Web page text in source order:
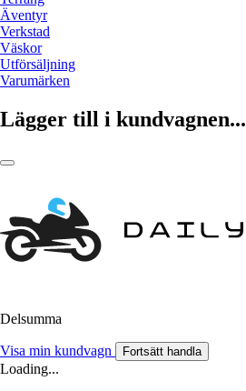
Äventyr
Verkstad
Väskor
Utförsäljning
Varumärken
Lägger till i kundvagnen...
Delsumma
Visa min kundvagn Fortsätt handla
Loading...